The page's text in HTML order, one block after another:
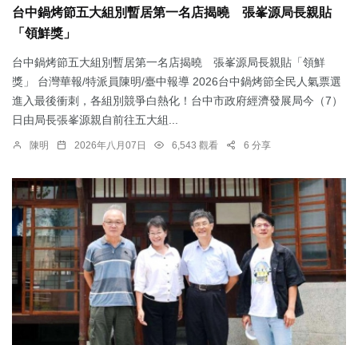
台中鍋烤節五大組別暫居第一名店揭曉 張峯源局長親貼
「領鮮獎」
台中鍋烤節五大組別暫居第一名店揭曉 張峯源局長親貼「領鮮
獎」 台灣華報/特派員陳明/臺中報導 2026台中鍋烤節全民人氣票選
進入最後衝刺，各組別競爭白熱化！台中市政府經濟發展局今（7）
日由局長張峯源親自前往五大組...
陳明 2026年八月07日 6,543 觀看 6 分享